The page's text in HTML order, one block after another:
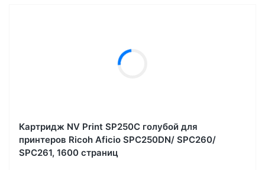
Картридж NV Print SP250C голубой для
принтеров Ricoh Aficio SPC250DN/ SPC260/
SPC261, 1600 страниц